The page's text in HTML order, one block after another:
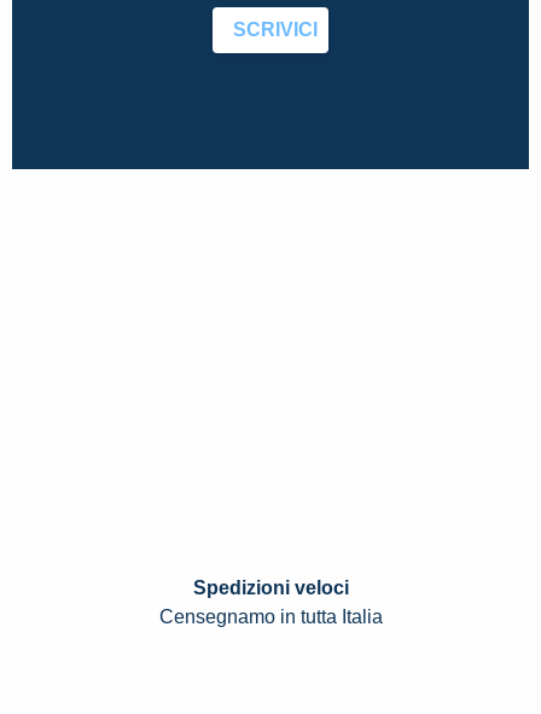
SCRIVICI
Spedizioni veloci
Censegnamo in tutta Italia